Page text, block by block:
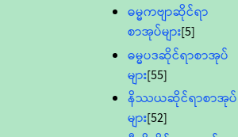
ဓမ္မကဗျာဆိုင်ရာ
စာအုပ်များ[5]
ဓမ္မပဒဆိုင်ရာစာအုပ်
များ[55]
နိဿယဆိုင်ရာစာအုပ်
များ[52]